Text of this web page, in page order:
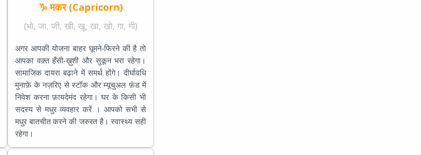
♑ मकर (Capricorn)
(भो, जा, जी, खी, खू, खा, खो, गा, गी)
अगर आपकी योजना बाहर घूमने-फिरने की है तो
आपका वक़्त हँसी-ख़ुशी और सुकून भरा रहेगा।
सामाजिक दायरा बढ़ाने में समर्थ होंगे। दीर्घावधि
मुनाफ़े के नज़रिए से स्टॉक और म्यूचुअल फ़ंड में
निवेश करना फ़ायदेमंद रहेगा। घर के किसी भी
सदस्य से मधुर व्यवहार करें । आपको सभी से
मधुर बातचीत करने की जरुरत है। स्वास्थ्य सही
रहेगा।